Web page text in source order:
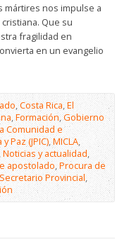
nos impulse a
Que su
fragilidad en
en un evangelio
,Costa Rica,El
,Formación,Gobierno
Comunidad e
y Paz (JPIC),MICLA,
,Noticias y actualidad,
apostolado,Procura de
Secretario Provincial,